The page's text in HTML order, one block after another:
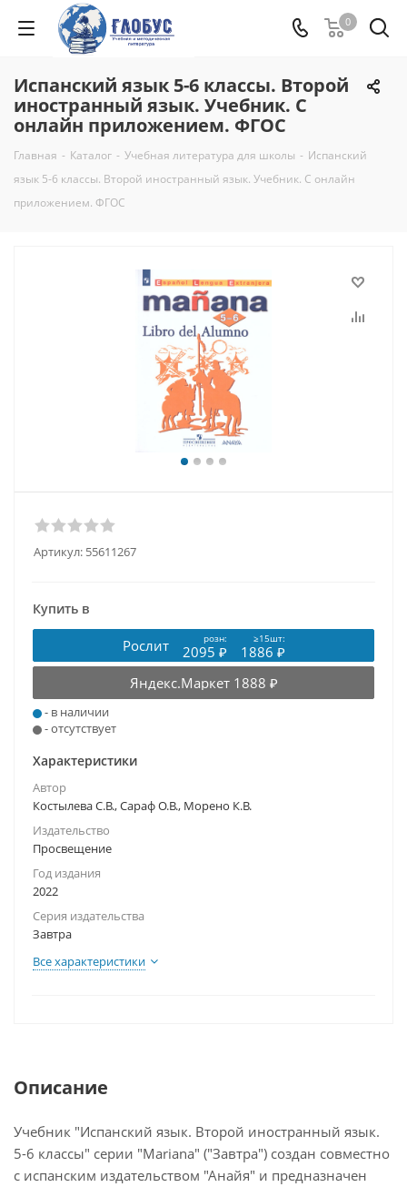
0
Испанский язык 5-6 классы. Второй
иностранный язык. Учебник. С
онлайн приложением. ФГОС
Главная - Каталог - Учебная литература для школы - Испанский
язык 5-6 классы. Второй иностранный язык. Учебник. С онлайн
приложением. ФГОС
Артикул: 55611267
Купить в
Рослит розн: ≥15шт:
2095 ₽
1886 ₽
Яндекс.Маркет1888 ₽
- в наличии
- отсутствует
Характеристики
Автор
Костылева С.В., Сараф О.В., Морено К.В.
Издательство
Просвещение
Год издания
2022
Серия издательства
Завтра
Все характеристики
Описание
Учебник "Испанский язык. Второй иностранный язык.
5-6 классы" серии "Mariana" ("Завтра") создан совместно
с испанским издательством "Анайя" и предназначен